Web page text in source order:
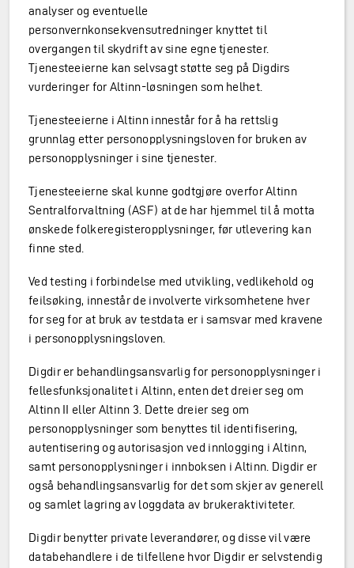
analyser og eventuelle
personvernkonsekvensutredninger knyttet til
overgangen til skydrift av sine egne tjenester.
Tjenesteeierne kan selvsagt støtte seg på Digdirs
vurderinger for Altinn-løsningen som helhet.
Tjenesteeierne i Altinn innestår for å ha rettslig
grunnlag etter personopplysningsloven for bruken av
personopplysninger i sine tjenester.
Tjenesteeierne skal kunne godtgjøre overfor Altinn
Sentralforvaltning (ASF) at de har hjemmel til å motta
ønskede folkeregisteropplysninger, før utlevering kan
finne sted.
Ved testing i forbindelse med utvikling, vedlikehold og
feilsøking, innestår de involverte virksomhetene hver
for seg for at bruk av testdata er i samsvar med kravene
i personopplysningsloven.
Digdir er behandlingsansvarlig for personopplysninger i
fellesfunksjonalitet i Altinn, enten det dreier seg om
Altinn II eller Altinn 3. Dette dreier seg om
personopplysninger som benyttes til identifisering,
autentisering og autorisasjon ved innlogging i Altinn,
samt personopplysninger i innboksen i Altinn. Digdir er
også behandlingsansvarlig for det som skjer av generell
og samlet lagring av loggdata av brukeraktiviteter.
Digdir benytter private leverandører, og disse vil være
databehandlere i de tilfellene hvor Digdir er selvstendig